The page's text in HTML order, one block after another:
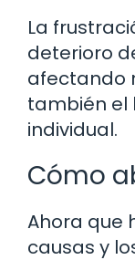
La
deterioro
afectando
también el
individual.
Cómo
Ahora que
causas y